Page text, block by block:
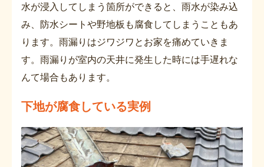
水が浸入してしまう箇所ができると、雨水が染み込
み、防水シートや野地板も腐食してしまうこともあ
ります。雨漏りはジワジワとお家を痛めていきま
す。雨漏りが室内の天井に発生した時には手遅れな
んて場合もあります。
下地が腐食している実例